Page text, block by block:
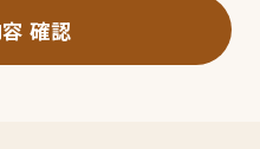
確認